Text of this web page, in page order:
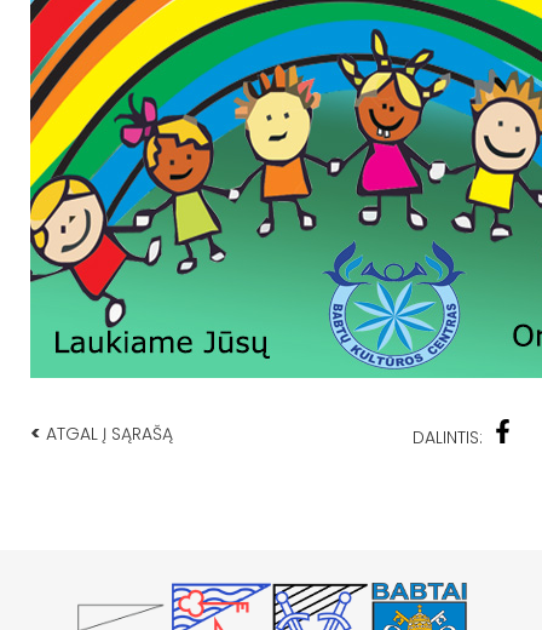
< ATGAL Į SĄRAŠĄ DALINTIS: